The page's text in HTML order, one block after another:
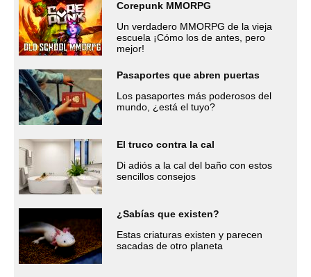
Corepunk MMORPG
Un verdadero MMORPG de la vieja
escuela ¡Cómo los de antes, pero
mejor!
Pasaportes que abren puertas
Los pasaportes más poderosos del
mundo, ¿está el tuyo?
El truco contra la cal
Di adiós a la cal del baño con estos
sencillos consejos
¿Sabías que existen?
Estas criaturas existen y parecen
sacadas de otro planeta